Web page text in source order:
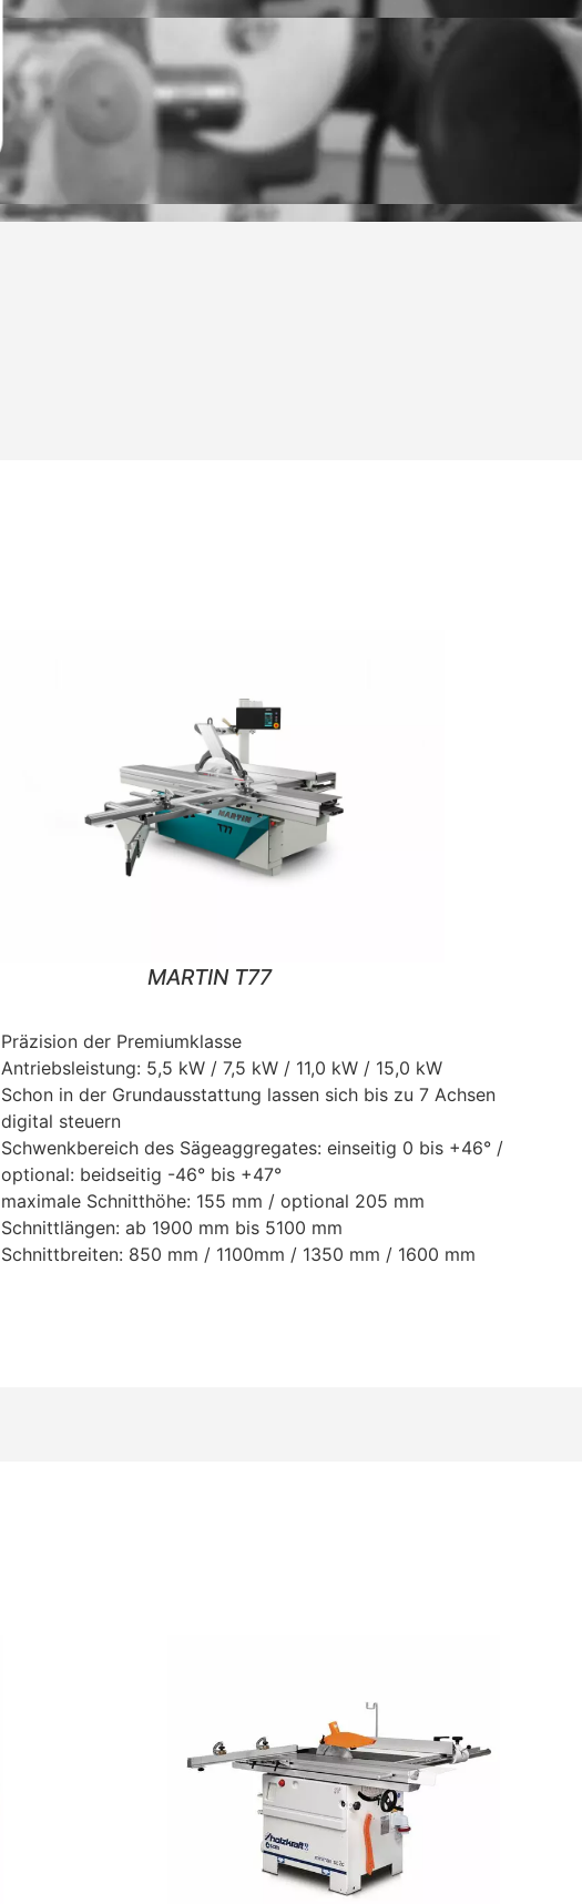
MARTIN T77
Präzision der Premiumklasse
Antriebsleistung: 5,5 kW / 7,5 kW / 11,0 kW / 15,0 kW
Schon in der Grundausstattung lassen sich bis zu 7 Achsen
digital steuern
Schwenkbereich des Sägeaggregates: einseitig 0 bis +46° /
optional: beidseitig -46° bis +47°
maximale Schnitthöhe: 155 mm / optional 205 mm
Schnittlängen: ab 1900 mm bis 5100 mm
Schnittbreiten: 850 mm / 1100mm / 1350 mm / 1600 mm